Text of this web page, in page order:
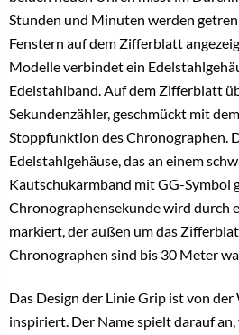
Stunden und Minuten werden
Fenstern auf dem Zifferblatt
Modelle verbindet ein
Edelstahlband. Auf dem Zifferblatt
Sekundenzähler, geschmückt mit
Stoppfunktion des Chronographen.
Edelstahlgehäuse, das an einem
Kautschukarmband mit GG-Symbol
Chronographensekunde wird durch
markiert, der außen um das
Chronographen sind bis 30 Meter
Das Design der Linie Grip ist von
inspiriert. Der Name spielt darauf an,